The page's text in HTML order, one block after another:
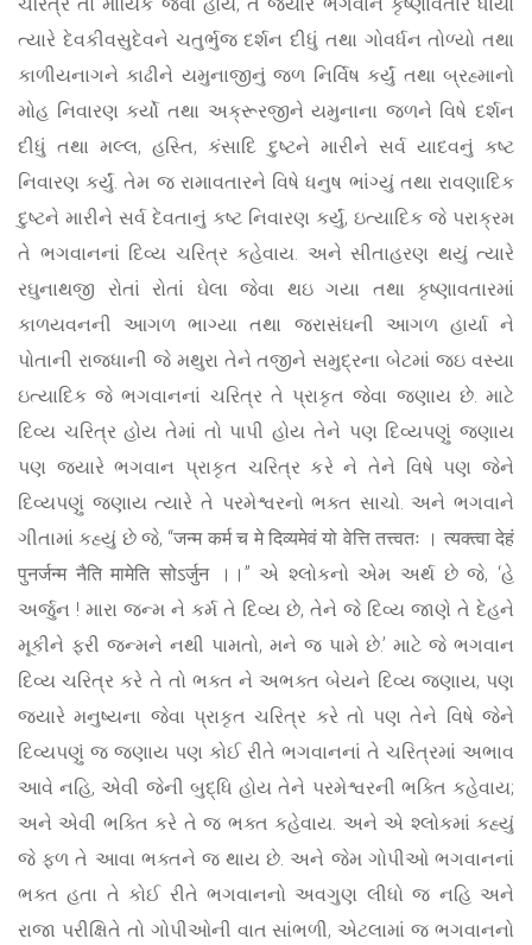
ત્યારે દેવકીવસુદેવને ચતુર્ભુજ દર્શન દીધું તથા ગોવર્ધન તોળ્યો તથા
કાળીયનાગને કાઢીને યમુનાજીનું જળ નિર્વિષ કર્યું તથા બ્રહ્માનો
મોહ નિવારણ કર્યો તથા અક્રૂરજીને યમુનાના જળને વિષે દર્શન
દીધું તથા મલ્લ, હસ્તિ, કંસાદિ દુષ્ટને મારીને સર્વ યાદવનું કષ્ટ
નિવારણ કર્યું. તેમ જ રામાવતારને વિષે ધનુષ ભાંગ્યું તથા રાવણાદિક
દુષ્ટને મારીને સર્વ દેવતાનું કષ્ટ નિવારણ કર્યું, ઇત્યાદિક જે પરાક્રમ
તે ભગવાનનાં દિવ્ય ચરિત્ર કહેવાય. અને સીતાહરણ થયું ત્યારે
રઘુનાથજી રોતાં રોતાં ઘેલા જેવા થઇ ગયા તથા કૃષ્ણાવતારમાં
કાળયવનની આગળ ભાગ્યા તથા જરાસંઘની આગળ હાર્યા ને
પોતાની રાજધાની જે મથુરા તેને તજીને સમુદ્રના બેટમાં જઇ વસ્યા
ઇત્યાદિક જે ભગવાનનાં ચરિત્ર તે પ્રાકૃત જેવા જણાય છે. માટે
દિવ્ય ચરિત્ર હોય તેમાં તો પાપી હોય તેને પણ દિવ્યપણું જણાય
પણ જ્યારે ભગવાન પ્રાકૃત ચરિત્ર કરે ને તેને વિષે પણ જેને
દિવ્યપણું જણાય ત્યારે તે પરમેશ્વરનો ભક્ત સાચો. અને ભગવાને
ગીતામાં કહ્યું છે જે, “जन्म कर्म च मे दिव्यमेवं यो वेत्ति तत्त्वतः । त्यक्त्वा देहं
पुनर्जन्म नैति मामेति सोऽर्जुन ।।” એ શ્લોકનો એમ અર્થ છે જે, ‘હે
અર્જુન ! મારા જન્મ ને કર્મ તે દિવ્ય છે, તેને જે દિવ્ય જાણે તે દેહને
મૂકીને ફરી જન્મને નથી પામતો, મને જ પામે છે.’ માટે જે ભગવાન
દિવ્ય ચરિત્ર કરે તે તો ભક્ત ને અભક્ત બેયને દિવ્ય જણાય, પણ
જ્યારે મનુષ્યના જેવા પ્રાકૃત ચરિત્ર કરે તો પણ તેને વિષે જેને
દિવ્યપણું જ જણાય પણ કોઈ રીતે ભગવાનનાં તે ચરિત્રમાં અભાવ
આવે નહિ, એવી જેની બુદ્ધિ હોય તેને પરમેશ્વરની ભક્તિ કહેવાય;
અને એવી ભક્તિ કરે તે જ ભક્ત કહેવાય. અને એ શ્લોકમાં કહ્યું
જે ફળ તે આવા ભક્તને જ થાય છે. અને જેમ ગોપીઓ ભગવાનનાં
ભક્ત હતા તે કોઈ રીતે ભગવાનનો અવગુણ લીધો જ નહિ અને
રાજા પરીક્ષિતે તો ગોપીઓની વાત સાંભળી, એટલામાં જ ભગવાનનો